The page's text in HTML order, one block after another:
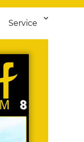
Service